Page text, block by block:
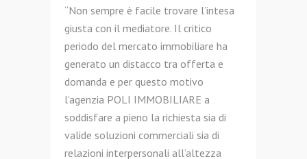
“Non sempre è facile trovare l’intesa
giusta con il mediatore. Il critico
periodo del mercato immobiliare ha
generato un distacco tra offerta e
domanda e per questo motivo
l’agenzia POLI IMMOBILIARE a
soddisfare a pieno la richiesta sia di
valide soluzioni commerciali sia di
relazioni interpersonali all’altezza